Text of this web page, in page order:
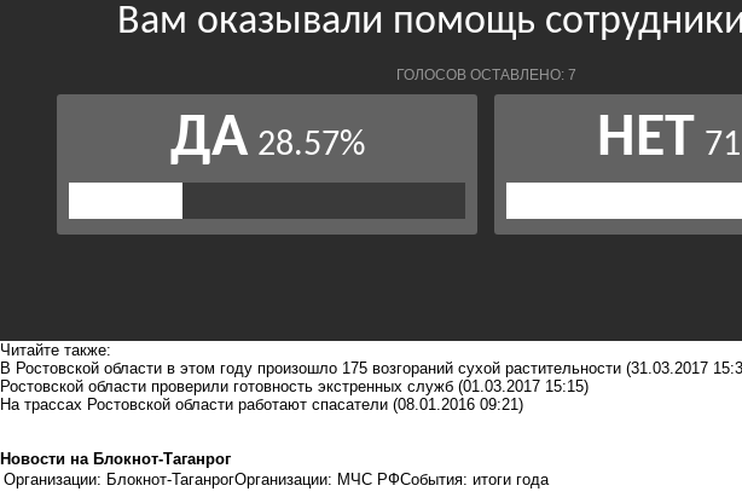
Читайте также:
В Ростовской области в этом году произошло 175 возгораний сухой растительности (31.03.2017
Ростовской области проверили готовность экстренных служб (01.03.2017 15:15)
На трассах Ростовской области работают спасатели (08.01.2016 09:21)
Новости на Блoкнoт-Таганрог
Организации: Блокнот-ТаганрогОрганизации: МЧС РФСобытия: итоги года